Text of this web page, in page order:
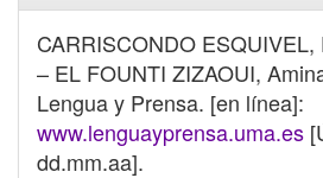
CARRISCONDO ESQUIVEL,
– EL FOUNTI ZIZAOUI,
Lengua y Prensa. [en línea]:
www.lenguayprensa.uma.es
dd.mm.aa].